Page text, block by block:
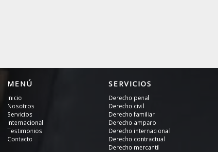
MENÚ
Inicio
Nosotros
Servicios
Internacional
Testimonios
Contacto
SERVICIOS
Derecho penal
Derecho civil
Derecho familiar
Derecho amparo
Derecho internacional
Derecho contractual
Derecho mercantil